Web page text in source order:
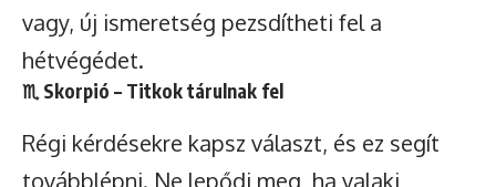
vagy, új ismeretség pezsdítheti fel a
hétvégédet.
♏ Skorpió – Titkok tárulnak fel
Régi kérdésekre kapsz választ, és ez segít
továbblépni. Ne lepődj meg, ha valaki